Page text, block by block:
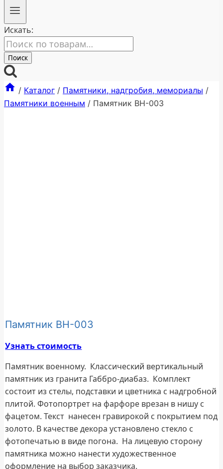
Искать:
Поиск
/ Каталог / Памятники, надгробия, мемориалы /
Памятники военным / Памятник ВН-003
Памятник ВН-003
Узнать стоимость
Памятник военному. Классический вертикальный
памятник из гранита Габбро-диабаз. Комплект
состоит из стелы, подставки и цветника с надгробной
плитой. Фотопортрет на фарфоре врезан в нишу с
фацетом. Текст нанесен гравирокой с покрытием под
золото. В качестве декора установлено стекло с
фотопечатью в виде погона. На лицевую сторону
памятника можно нанести художественное
оформление на выбор заказчика.